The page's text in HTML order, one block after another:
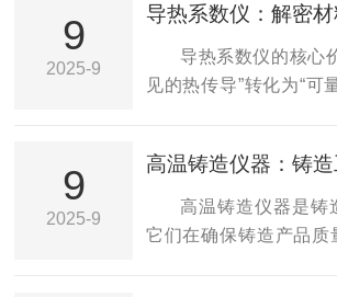
具有重要影响。在热工
筑工程等领域，准确
数对于研究材料的热性
9
2025-9
导热系数仪：解密
导热系数仪的核心
见的热传导”转化为“可
接反映材料导热能力
高，导热性越强（如金
隔热性越好（如保温棉）
9
2025-9
高温铸造仪器：铸
高温铸造仪器是铸
它们在确保铸造产品质